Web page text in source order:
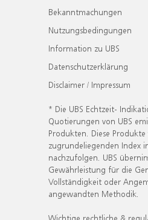
Bekanntmachungen
Nutzungsbedingungen
Information zu UBS
Datenschutzerklärung
Disclaimer / Impressum
* Die UBS Echtzeit-
Quotierungen von UBS
Produkten. Diese
zugrundeliegenden Index
nachzufolgen. UBS
Gewährleistung für die
Vollständigkeit oder
angewandten Methodik.